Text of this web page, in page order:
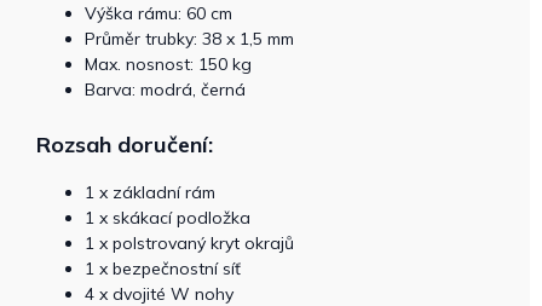
Výška rámu: 60 cm
Průměr trubky: 38 x 1,5 mm
Max. nosnost: 150 kg
Barva: modrá, černá
Rozsah doručení:
1 x základní rám
1 x skákací podložka
1 x polstrovaný kryt okrajů
1 x bezpečnostní síť
4 x dvojité W nohy